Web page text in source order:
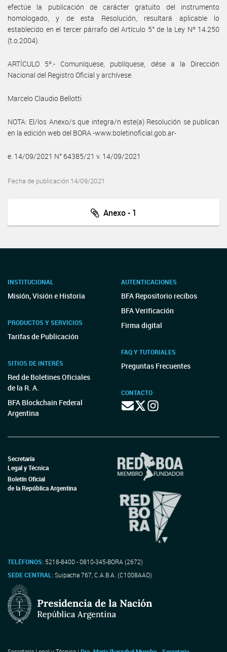
efectúe la publicación de carácter gratuito del instrumento
homologado, y de esta Resolución, resultará aplicable lo
establecido en el tercer párrafo del Artículo 5° de la Ley Nº 14.250
(t.o.2004).
ARTÍCULO 5º.- Comuníquese, publíquese, dése a la Dirección
Nacional del Registro Oficial y archívese.
Marcelo Claudio Bellotti
NOTA: El/los Anexo/s que integra/n este(a) Resolución se publican
en la edición web del BORA -www.boletinoficial.gob.ar-
e. 14/09/2021 N° 64385/21 v. 14/09/2021
Fecha de publicación 14/09/2021
Anexo - 1
INSTITUCIONAL
Misión, Visión e Historia
PRODUCTOS Y SERVICIOS
Tarifas de Publicación
SITIOS DE INTERÉS
Red de Boletines Oficiales
de la R. A.
BFA Blockchain Federal
Argentina
AUTENTICACIONES
BFA Repositorio recibos
BFA Verificación
Firma digital
FAQ Y TUTORIALES
Preguntas Frecuentes
CONTACTO
Secretaría
Legal y Técnica
Boletín Oficial
de la República Argentina
TELÉFONOS: 5218-8400 - 0810-345-BORA (2672)
SEDE CENTRAL:Suipacha 767, C.A.B.A. (C1008AAO)